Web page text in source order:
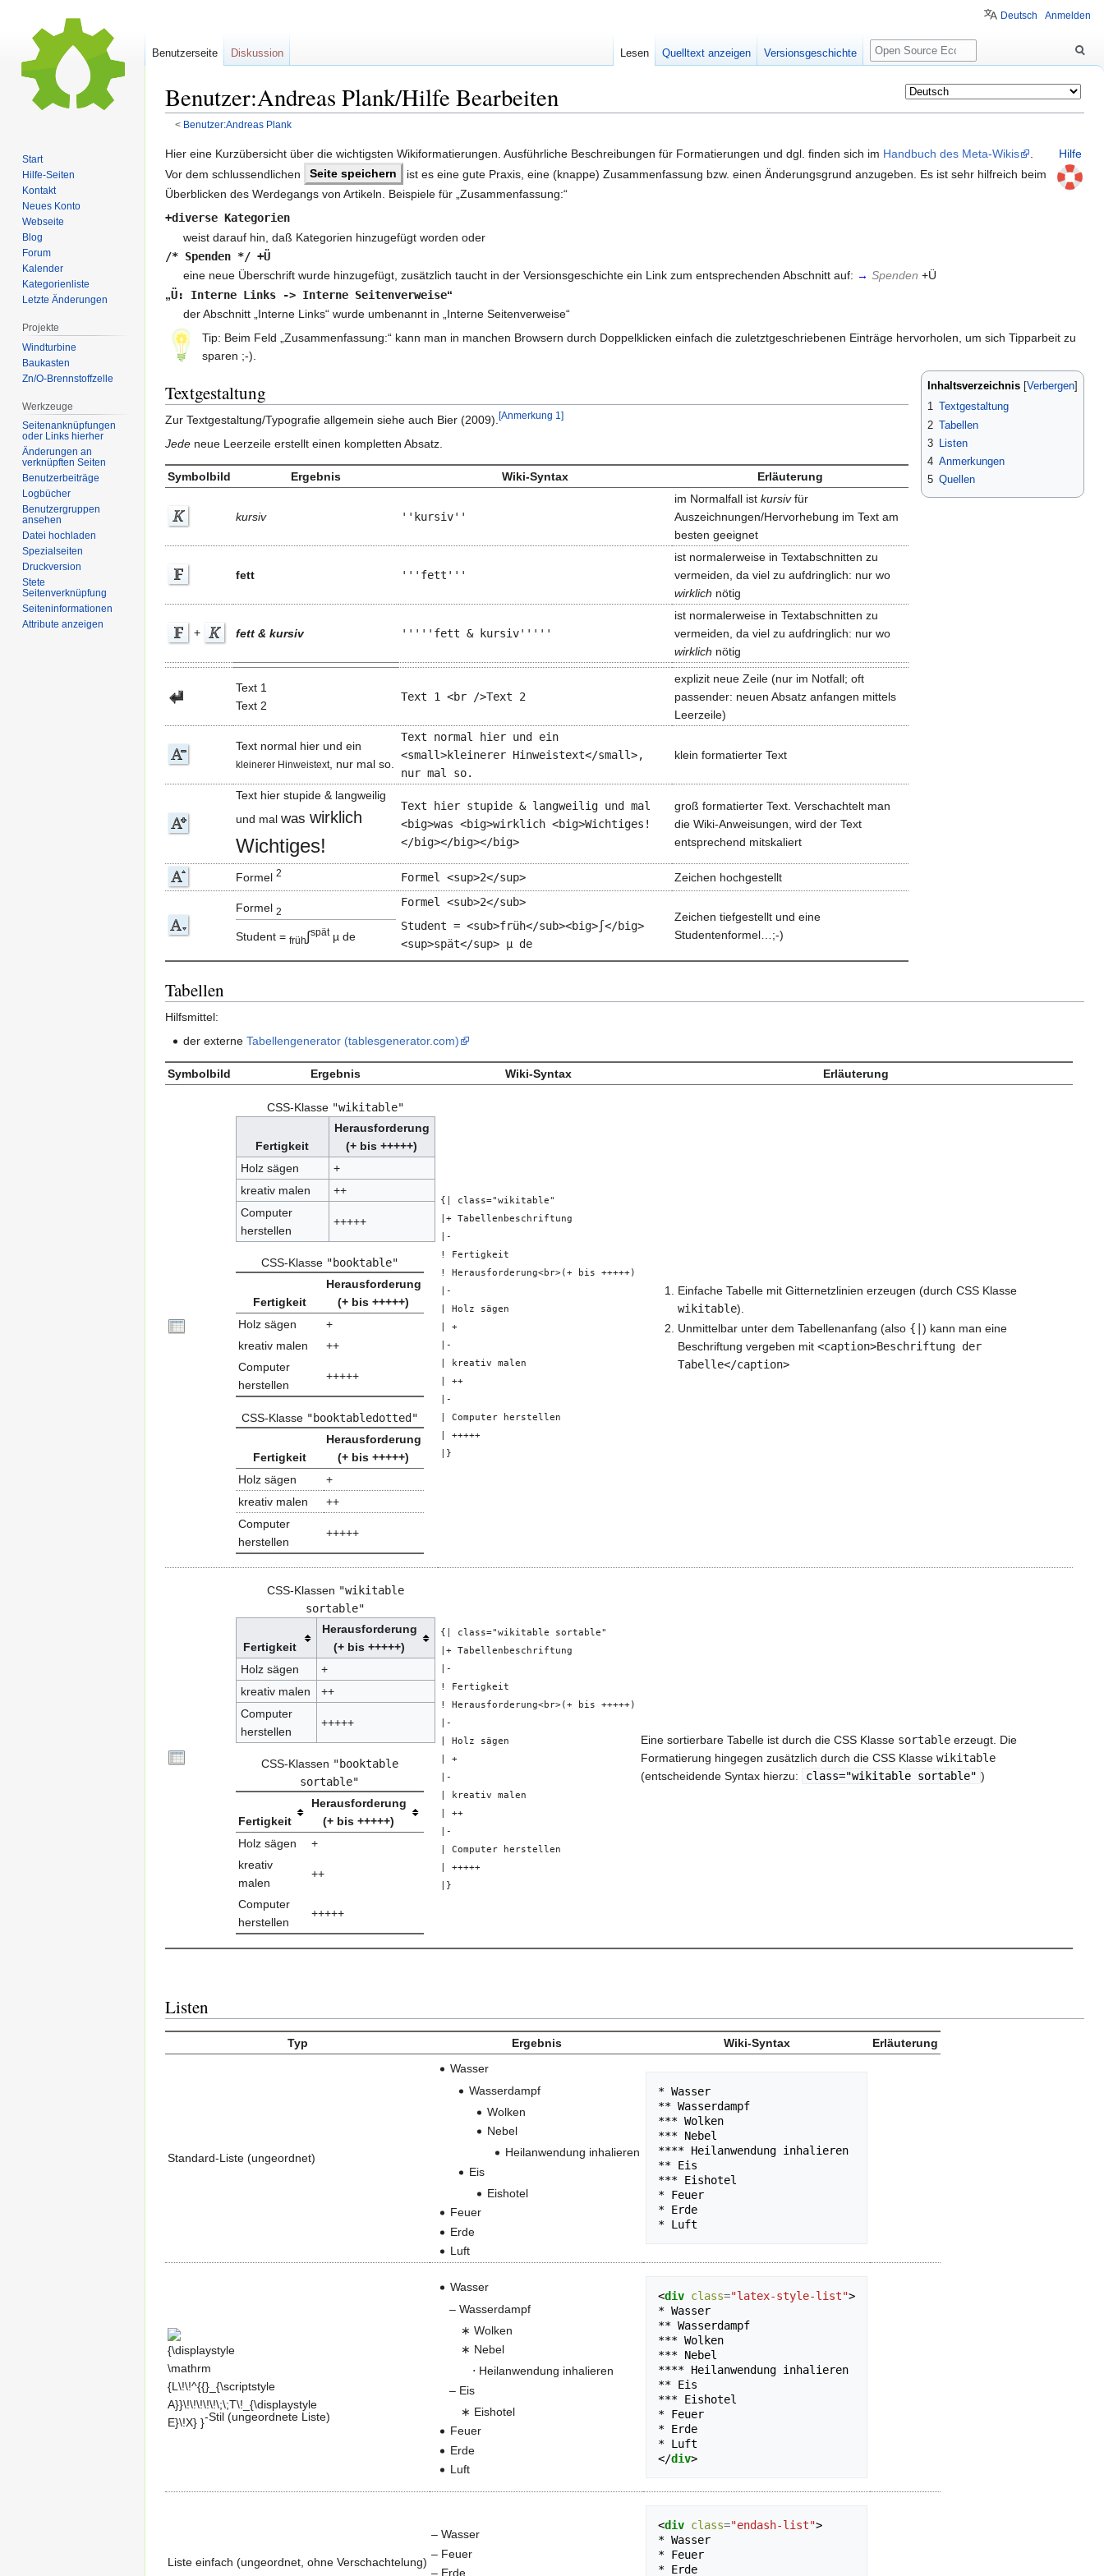
Benutzer:Andreas Plank/Hilfe Bearbeiten
< Benutzer:Andreas Plank
Zur
Navigation
springen
Zur
Suche
springen
Hilfe
Hier eine Kurzübersicht über die wichtigsten Wikiformatierungen. Ausführliche Beschreibungen für Formatierungen und dgl. finden sich im Handbuch des Meta-Wikis
Vor dem schlussendlichen
Seite speichern
ist es eine gute Praxis, eine (knappe) Zusammenfassung bzw. einen Änderungsgrund anzugeben. Es ist sehr hilfreich beim
Überblicken des Werdegangs von Artikeln. Beispiele für „Zusammenfassung:“
+diverse Kategorien
weist darauf hin, daß Kategorien hinzugefügt worden oder
/* Spenden */ +Ü
eine neue Überschrift wurde hinzugefügt, zusätzlich taucht in der Versionsgeschichte ein Link zum entsprechenden Abschnitt auf: → Spenden +Ü
„Ü: Interne Links -> Interne Seitenverweise“
der Abschnitt „Interne Links“ wurde umbenannt in „Interne Seitenverweise“
Tip: Beim Feld „Zusammenfassung:“ kann man in manchen Browsern durch Doppelklicken einfach die zuletztgeschriebenen Einträge hervorholen, um sich Tipparbeit zu
sparen ;-).
Inhaltsverzeichnis
1 Textgestaltung
2 Tabellen
3
Listen
4 Anmerkungen
5 Quellen
Textgestaltung
Zur Textgestaltung/Typografie allgemein siehe auch Bier (2009). [Anmerkung 1]
Jede neue Leerzeile erstellt einen kompletten Absatz.
Symbolbild Ergebnis Wiki-Syntax Erläuterung
kursiv ''kursiv''
im Normalfall ist kursivfür
Auszeichnungen/Hervorhebung im Text am
besten geeignet
fett '''fett'''
ist normalerweise in Textabschnitten zu
vermeiden, da viel zu aufdringlich: nur wo
wirklich nötig
+ fett & kursiv '''''fett & kursiv'''''
ist normalerweise in Textabschnitten zu
vermeiden, da viel zu aufdringlich: nur wo
wirklich nötig
Text 1
Text 2
Text 1 <br />Text 2
explizit neue Zeile (nur im Notfall; oft
passender: neuen Absatz anfangen mittels
Leerzeile)
Text normal hier und ein
kleinerer Hinweistext, nur mal so.
Text normal hier und ein
<small>kleinerer Hinweistext</small>,
nur mal so.
klein formatierter Text
Text hier stupide & langweilig
und mal was wirklich
Wichtiges!
Text hier stupide & langweilig und mal
<big>was <big>wirklich <big>Wichtiges!
</big></big></big>
groß formatierter Text. Verschachtelt man
die Wiki-Anweisungen, wird der Text
entsprechend mitskaliert
Formel 2 Formel <sup>2</sup> Zeichen hochgestellt
Formel 2
Student = früh∫spätµ de
Formel <sub>2</sub>
Student = <sub>früh</sub><big>∫</big>
<sup>spät</sup> µ de
Zeichen tiefgestellt und eine
Studentenformel…;-)
Tabellen
Hilfsmittel:
der externeTabellengenerator (tablesgenerator.com)
Symbolbild Ergebnis Wiki-Syntax Erläuterung
CSS-Klasse "wikitable"
Fertigkeit
Herausforderung
(+ bis +++++)
Holz sägen
+
kreativ malen
++
Computer
herstellen
+++++
CSS-Klasse "booktable"
Fertigkeit
Herausforderung
(+ bis +++++)
Holz sägen
+
kreativ malen
++
Computer
herstellen
+++++
CSS-Klasse "booktabledotted"
Fertigkeit
Herausforderung
(+ bis +++++)
Holz sägen
+
kreativ malen
++
Computer
herstellen
+++++
{| class="wikitable"
|+ Tabellenbeschriftung
|-
! Fertigkeit
! Herausforderung<br>(+ bis +++++)
|-
| Holz sägen
| +
|-
| kreativ malen
| ++
|-
| Computer herstellen
| +++++
|}
Einfache Tabelle mit Gitternetzlinien erzeugen (durch CSS Klasse
wikitable).
Unmittelbar unter dem Tabellenanfang (also {| ) kann man eine
Beschriftung vergeben mit <caption>Beschriftung der
Tabelle</caption>
CSS-Klassen "wikitable
sortable"
Fertigkeit
Herausforderung
(+ bis +++++)
Holz sägen
+
kreativ malen
++
Computer
herstellen
+++++
CSS-Klassen "booktable
sortable"
Fertigkeit
Herausforderung
(+ bis +++++)
Holz sägen
+
kreativ
malen
++
Computer
herstellen
+++++
{| class="wikitable sortable"
|+ Tabellenbeschriftung
|-
! Fertigkeit
! Herausforderung<br>(+ bis +++++)
|-
| Holz sägen
| +
|-
| kreativ malen
| ++
|-
| Computer herstellen
| +++++
|}
Eine sortierbare Tabelle ist durch die CSS Klasse sortableerzeugt. Die
Formatierung hingegen zusätzlich durch die CSS Klasse wikitable
(entscheidende Syntax hierzu:
class="wikitable sortable" )
Listen
Typ Ergebnis Wiki-Syntax Erläuterung
Standard-Liste (ungeordnet)
Wasser
Wasserdampf
Wolken
Nebel
Heilanwendung inhalieren
Eis
Eishotel
Feuer
Erde
Luft
* Wasser
** Wasserdampf
*** Wolken
*** Nebel
**** Heilanwendung inhalieren
** Eis
*** Eishotel
* Feuer
* Erde
{\displaystyle \mathrm
{L\!\!^{{}_{\scriptstyle
A}}\!\!\!\!\!\;\;T\!_{\displaystyle
E}\!X} }
-Stil (ungeordnete Liste)
Wasser
Wasserdampf
Wolken
Nebel
Heilanwendung inhalieren
Eis
Eishotel
Feuer
Erde
Luft
<div class="latex-style-list">
* Wasser
** Wasserdampf
*** Wolken
*** Nebel
**** Heilanwendung inhalieren
** Eis
*** Eishotel
* Feuer
* Erde
</div>
Liste einfach (ungeordnet, ohne Verschachtelung)
Wasser
Feuer
Erde
<div class="endash-list">
* Wasser
* Feuer
* Erde
Deutsch Anmelden
Benutzerseite Diskussion Lesen Quelltext anzeigen Versionsgeschichte
Suche
Start
Hilfe-Seiten
Kontakt
Neues Konto
Webseite
Blog
Forum
Kalender
Kategorienliste
Letzte Änderungen
Projekte
Windturbine
Baukasten
Zn/O-Brennstoffzelle
Werkzeuge
Seitenanknüpfungen
oder Links hierher
Änderungen an
verknüpften Seiten
Benutzerbeiträge
Logbücher
Benutzergruppen
ansehen
Datei hochladen
Spezialseiten
Druckversion
Stete
Seitenverknüpfung
Seiten­informationen
Attribute anzeigen